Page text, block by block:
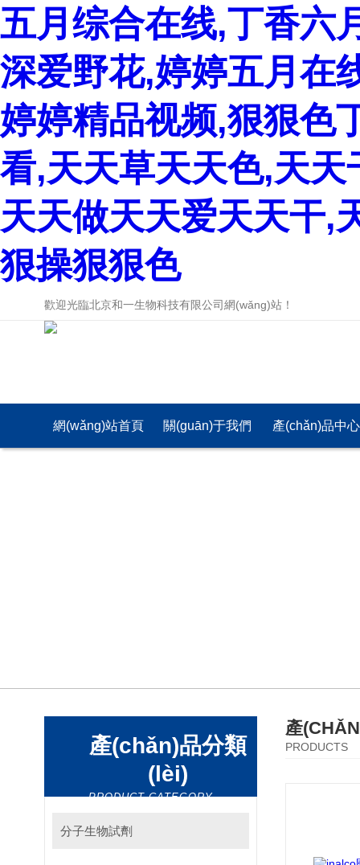
五月综合在线,丁香六
深爱野花,婷婷五月在
婷婷精品视频,狠狠色
看,天天草天天色,天
天天做天天爱天天干,
狠操狠狠色
歡迎光臨北京和一生物科技有限公司網(wǎng)站！
網(wǎng)站首頁 關(guān)于我們 產(chǎn)品中心
產(chǎn)品分類
(lèi)
PRODUCT CATEGORY
分子生物試劑
產
PRODUCTS